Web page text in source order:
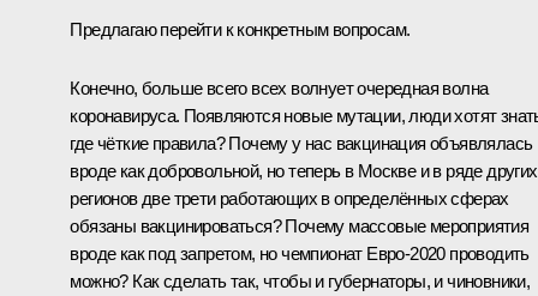
Предлагаю перейти к конкретным вопросам.
Конечно, больше всего всех волнует очередная волна
коронавируса. Появляются новые мутации, люди хотят
где чёткие правила? Почему у нас вакцинация объявлялась
вроде как добровольной, но теперь в Москве и в ряде других
регионов две трети работающих в определённых сферах
обязаны вакцинироваться? Почему массовые мероприятия
вроде как под запретом, но чемпионат Евро-2020 проводить
можно? Как сделать так, чтобы и губернаторы, и чиновники,